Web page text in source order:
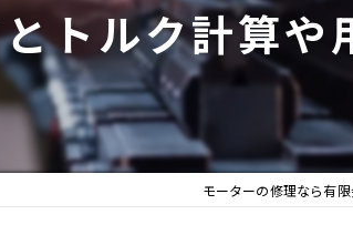
トルク計算や
モーターの修理なら有